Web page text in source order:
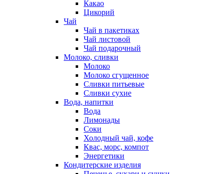
Какао
Цикорий
Чай
Чай в пакетиках
Чай листовой
Чай подарочный
Молоко, сливки
Молоко
Молоко сгущенное
Сливки питьевые
Сливки сухие
Вода, напитки
Вода
Лимонады
Соки
Холодный чай, кофе
Квас, морс, компот
Энергетики
Кондитерские изделия